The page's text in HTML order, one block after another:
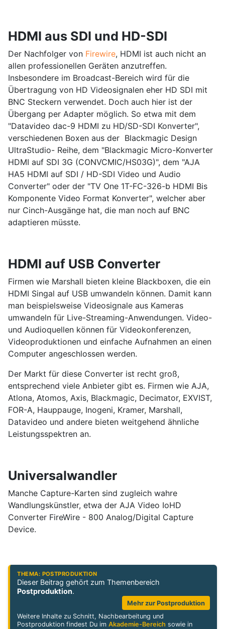
HDMI aus SDI und HD-SDI
Der Nachfolger von Firewire, HDMI ist auch nicht an
allen professionellen Geräten anzutreffen.
Insbesondere im Broadcast-Bereich wird für die
Übertragung von HD Videosignalen eher HD SDI mit
BNC Steckern verwendet. Doch auch hier ist der
Übergang per Adapter möglich. So etwa mit dem
"Datavideo dac-9 HDMI zu HD/SD-SDI Konverter",
verschiedenen Boxen aus der Blackmagic Design
UltraStudio- Reihe, dem "Blackmagic Micro-Konverter
HDMI auf SDI 3G (CONVCMIC/HS03G)", dem "AJA
HA5 HDMI auf SDI / HD-SDI Video und Audio
Converter" oder der "TV One 1T-FC-326-b HDMI Bis
Komponente Video Format Konverter", welcher aber
nur Cinch-Ausgänge hat, die man noch auf BNC
adaptieren müsste.
HDMI auf USB Converter
Firmen wie Marshall bieten kleine Blackboxen, die ein
HDMI Singal auf USB umwandeln können. Damit kann
man beispielsweise Videosignale aus Kameras
umwandeln für Live-Streaming-Anwendungen. Video-
und Audioquellen können für Videokonferenzen,
Videoproduktionen und einfache Aufnahmen an einen
Computer angeschlossen werden.
Der Markt für diese Converter ist recht groß,
entsprechend viele Anbieter gibt es. Firmen wie AJA,
Atlona, Atomos, Axis, Blackmagic, Decimator, EXVIST,
FOR-A, Hauppauge, Inogeni, Kramer, Marshall,
Datavideo und andere bieten weitgehend ähnliche
Leistungsspektren an.
Universalwandler
Manche Capture-Karten sind zugleich wahre
Wandlungskünstler, etwa der AJA Video IoHD
Converter FireWire - 800 Analog/Digital Capture
Device.
THEMA: POSTPRODUKTION
Dieser Beitrag gehört zum Themenbereich
Postproduktion.
Mehr zur Postproduktion
Weitere Inhalte zu Schnitt, Nachbearbeitung und
Postproduktion findest Du imAkademie-Bereich sowie in